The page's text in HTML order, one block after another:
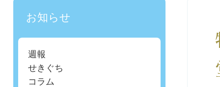
お知らせ
週報
せきぐち
コラム